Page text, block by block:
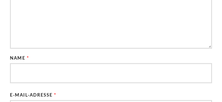
NAME *
E-MAIL-ADRESSE *